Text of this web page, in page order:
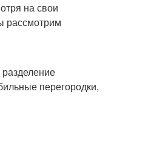
на свои
рассмотрим
перегородки,